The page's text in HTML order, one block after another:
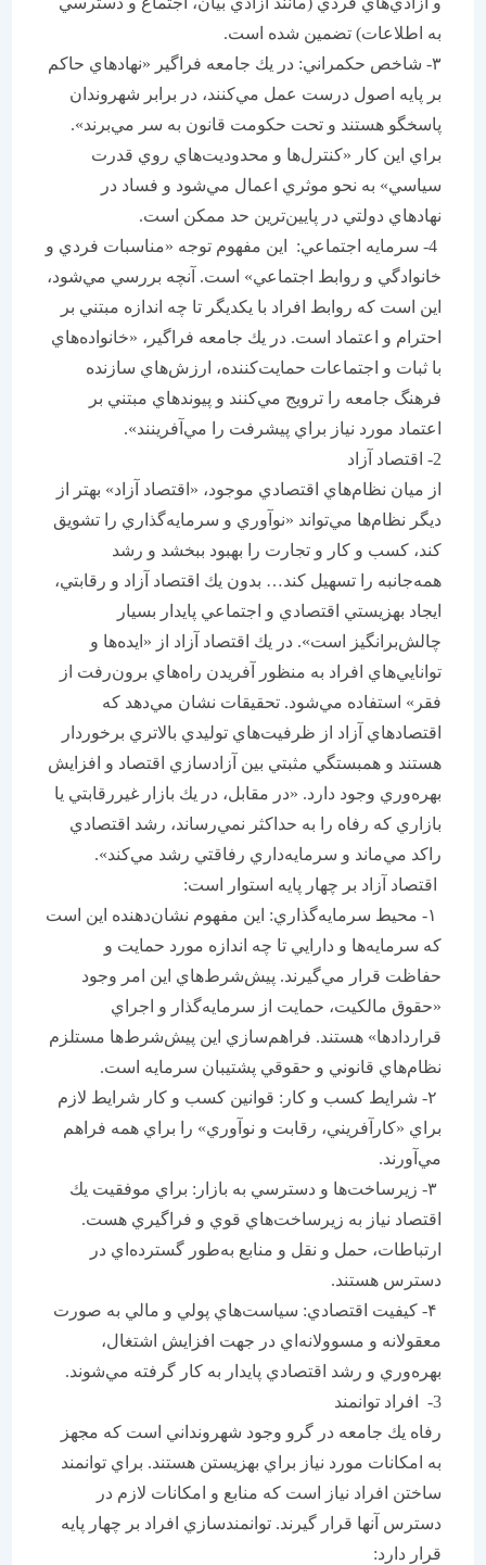
به اطلاعات) تضمين شده است.
۳- شاخص حكمراني: در يك جامعه فراگير «نهاد‌هاي حاكم
بر پايه اصول درست عمل مي‌كنند، در برابر شهروندان
پاسخگو هستند و تحت حكومت قانون به سر مي‌برند».
براي اين كار «كنترل‌ها و محدوديت‌هاي روي قدرت
سياسي» به نحو موثري اعمال مي‌شود و فساد در
نهادهاي دولتي در پايين‌ترين حد ممكن است.
4- سرمايه اجتماعي: اين مفهوم توجه «مناسبات فردي و
خانوادگي و روابط اجتماعي» است. آنچه بررسي مي‌شود،
اين است كه روابط افراد با يكديگر تا چه اندازه مبتني بر
احترام و اعتماد است. در يك جامعه فراگير، «خانواده‌هاي
با ثبات و اجتماعات حمايت‌كننده، ارزش‌هاي سازنده
فرهنگ جامعه را ترويج مي‌كنند و پيوندهاي مبتني بر
اعتماد مورد نياز براي پيشرفت را مي‌آفرينند».
از ميان نظام‌هاي اقتصادي موجود، «اقتصاد آزاد» بهتر از
ديگر نظام‌ها مي‌تواند «نوآوري و سرمايه‌گذاري را تشويق
كند، كسب و كار و تجارت را بهبود ببخشد و رشد
همه‌جانبه را تسهيل كند… بدون يك اقتصاد آزاد و رقابتي،
ايجاد بهزيستي اقتصادي و اجتماعي پايدار بسيار
چالش‌برانگيز است». در يك اقتصاد آزاد از «ايده‌ها و
توانايي‌هاي افراد به منظور آفريدن راه‌هاي برون‌‌رفت از
فقر» استفاده مي‌شود. تحقيقات نشان مي‌دهد كه
اقتصادهاي آزاد از ظرفيت‌هاي توليدي بالاتري برخوردار
هستند و همبستگي مثبتي بين آزادسازي اقتصاد و افزايش
بهره‌‌وري وجود دارد. «در مقابل، در يك بازار غيررقابتي يا
بازاري كه رفاه را به حداكثر نمي‌رساند، رشد اقتصادي
راكد مي‌ماند و سرمايه‌داري رفاقتي رشد مي‌كند».
اقتصاد آزاد بر چهار پايه استوار است:
۱- محيط سرمايه‌گذاري: اين مفهوم نشان‌دهنده اين است
كه سرمايه‌ها و دارايي تا چه اندازه مورد حمايت و
حفاظت قرار مي‌گيرند. پيش‌شرط‌هاي اين امر وجود
«حقوق مالكيت، حمايت از سرمايه‌گذار و اجراي
قراردادها» هستند. فراهم‌سازي اين پيش‌شرط‌ها مستلزم
نظام‌هاي قانوني و حقوقي پشتيبان سرمايه است.
۲- شرايط كسب و كار: قوانين كسب و كار شرايط لازم
براي «كارآفريني، رقابت و نوآوري» را براي همه فراهم
مي‌آورند.
۳- زيرساخت‌ها و دسترسي به بازار: براي موفقيت يك
اقتصاد نياز به زيرساخت‌هاي قوي و فراگيري هست.
ارتباطات، حمل و نقل و منابع به‌طور گسترده‌اي در
دسترس هستند.
۴- كيفيت اقتصادي: سياست‌هاي پولي و مالي به صورت
معقولانه و مسوولانه‌اي در جهت افزايش اشتغال،
بهره‌وري و رشد اقتصادي پايدار به‌ كار گرفته مي‌شوند.
رفاه يك جامعه در گرو وجود شهرونداني است كه مجهز
به امكانات مورد نياز براي بهزيستن هستند. براي توانمند
ساختن افراد نياز است كه منابع و امكانات لازم در
دسترس آنها قرار گيرند. توانمند‌سازي افراد بر چهار پايه
قرار دارد: